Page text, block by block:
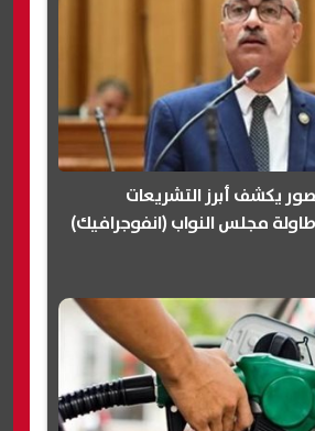
يكشف أبرز التشريعات
مجلس النواب (انفوجرافيك)